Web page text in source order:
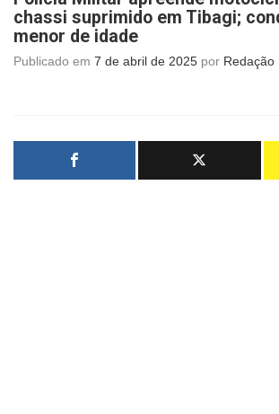
chassi suprimido em Tibagi;
menor de idade
Publicado em 7 de abril de 2025 por Redação